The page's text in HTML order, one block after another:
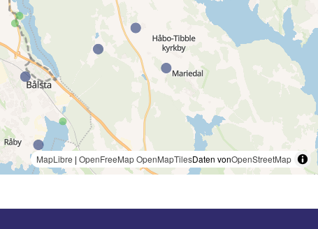
MapLibre | OpenFreeMapOpenMapTilesDaten vonOpenStreetMap